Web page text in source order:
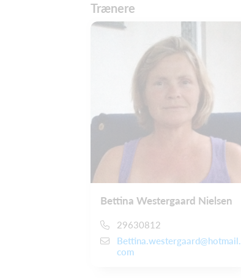
Trænere
Bettina Westergaard Nielsen
29630812
Bettina.westergaard@hotmail.
com